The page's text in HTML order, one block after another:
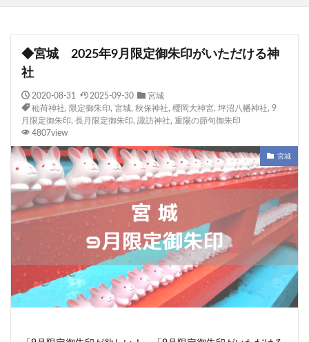
◆宮城 2025年9月限定御朱印がいただける神
社
2020-08-31 2025-09-30
宮城
秈荷神社, 限定御朱印, 宮城, 秋保神社, 櫻岡大神宮, 坪沼八幡神社, 9
月限定御朱印, 長月限定御朱印, 諏訪神社, 重陽の節句御朱印
4807view
宮城